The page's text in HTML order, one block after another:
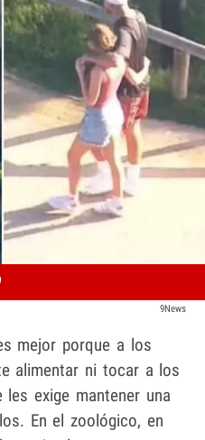
9News
mejor porque a los
alimentar ni tocar a los
exige mantener una
En el zoológico, en